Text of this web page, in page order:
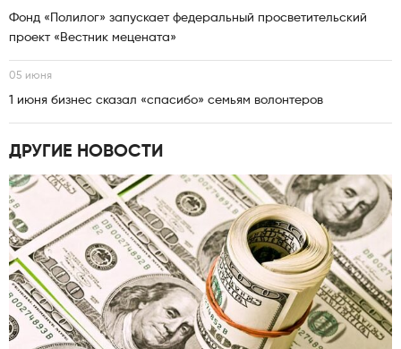
Фонд «Полилог» запускает федеральный просветительский
проект «Вестник мецената»
05 июня
1 июня бизнес сказал «спасибо» семьям волонтеров
ДРУГИЕ НОВОСТИ